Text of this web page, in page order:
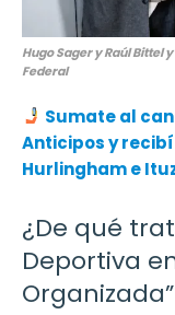
Hugo Sager y Raúl Bittel
Federal
Sumate al
Anticiposy
Hurlingham e
¿De qué
Deportiva